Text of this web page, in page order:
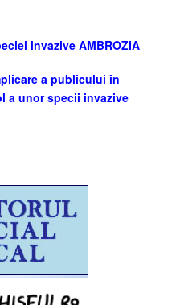
invazive AMBROZIA
a publicului în
a unor specii invazive